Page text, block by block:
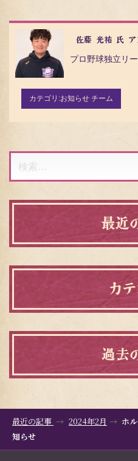
佐藤 光祐 氏 ア
カテゴリ:お知らせ チーム
索:
最近
カ
過去
最近の記事 2024年2月
ホ
知らせ